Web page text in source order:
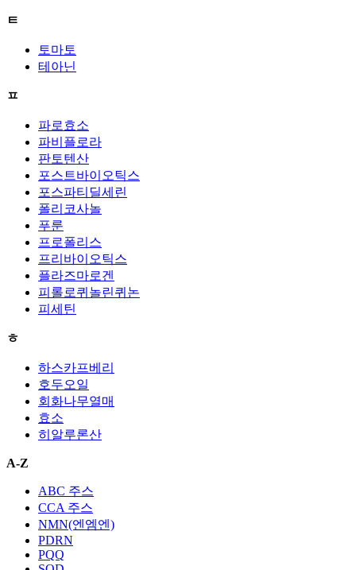
ㅌ
토마토
테아닌
ㅍ
파로효소
파비플로라
판토텐산
포스트바이오틱스
포스파티딜세린
폴리코사놀
푸룬
프로폴리스
프리바이오틱스
플라즈마로겐
피롤로퀴놀린퀴논
피세틴
ㅎ
하스카프베리
호두오일
회화나무열매
효소
히알루론산
A-Z
ABC 주스
CCA 주스
NMN(엔엠엔)
PDRN
PQQ